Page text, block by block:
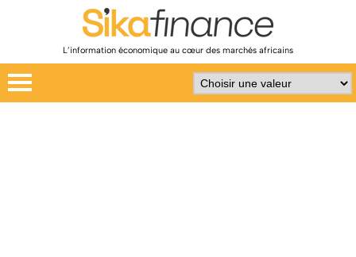
L’information économique au cœur des marchés africains